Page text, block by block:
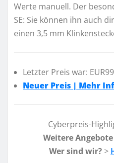
Werte manuell. Der
SE: Sie können ihn auch
einen 3,5 mm
Letzter Preis war:
Neuer Preis | Mehr
Cyberpreis-
Weitere
Wer sind wir? >